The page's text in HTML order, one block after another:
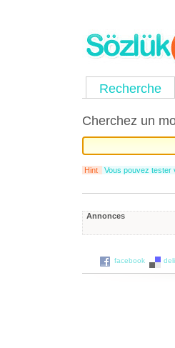
Recherche
Cherchez un
Hint Vous pouvez tester
Annonces
facebook